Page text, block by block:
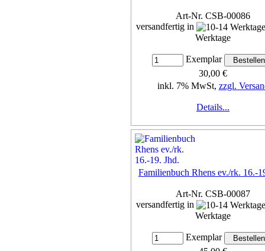
Art-Nr. CSB-00086
versandfertig in
Werktage
Exemplar
30,00 €
inkl. 7% MwSt, zzgl.
Details...
Familienbuch Rhens ev./rk. 16.-
Art-Nr. CSB-00087
versandfertig in
Werktage
Exemplar